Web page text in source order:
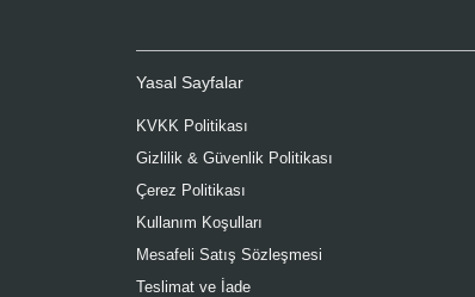
Yasal Sayfalar
KVKK Politikası
Gizlilik & Güvenlik Politikası
Çerez Politikası
Kullanım Koşulları
Mesafeli Satış Sözleşmesi
Teslimat ve İade